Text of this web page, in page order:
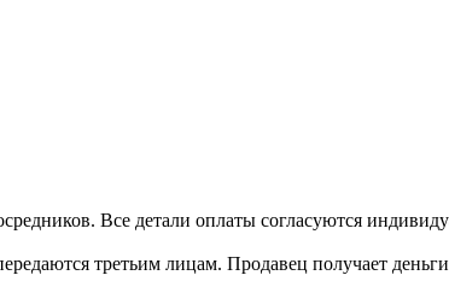
Все детали оплаты согласуются
третьим лицам. Продавец получает